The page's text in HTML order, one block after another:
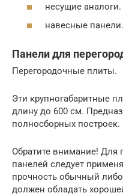
несущие аналоги.
навесные панели.
Панели для
Перегородочные плиты.
Эти крупногабаритные
длину до 600 см.
полносборных построек.
Обратите внимание! Для
панелей следует
прочность обычный
должен обладать